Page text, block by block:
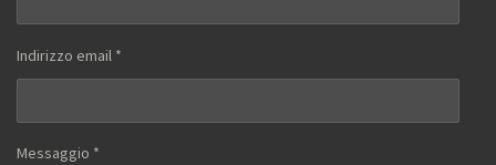
Indirizzo email *
Messaggio *